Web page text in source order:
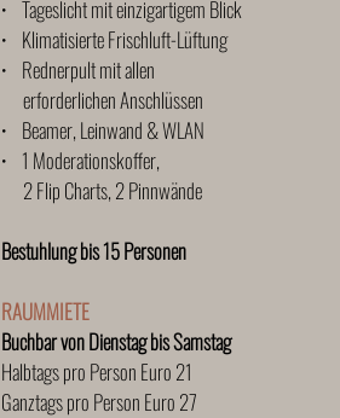
• Tageslicht mit einzigartigem Blick
• Klimatisierte Frischluft-Lüftung
• Rednerpult mit allen
erforderlichen Anschlüssen
• Beamer, Leinwand & WLAN
• 1 Moderationskoffer,
2 Flip Charts, 2 Pinnwände
Bestuhlung bis 15 Personen
RAUMMIETE
Buchbar von Dienstag bis Samstag
Halbtags pro Person Euro 21
Ganztags pro Person Euro 27